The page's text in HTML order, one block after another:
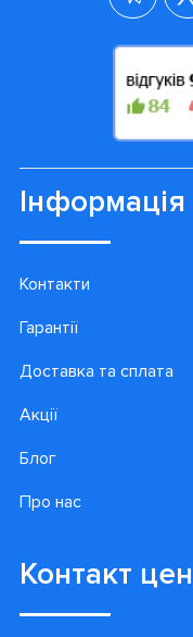
Інформація
Контакти
Гарантії
Доставка та сплата
Акції
Блог
Про нас
Контакт